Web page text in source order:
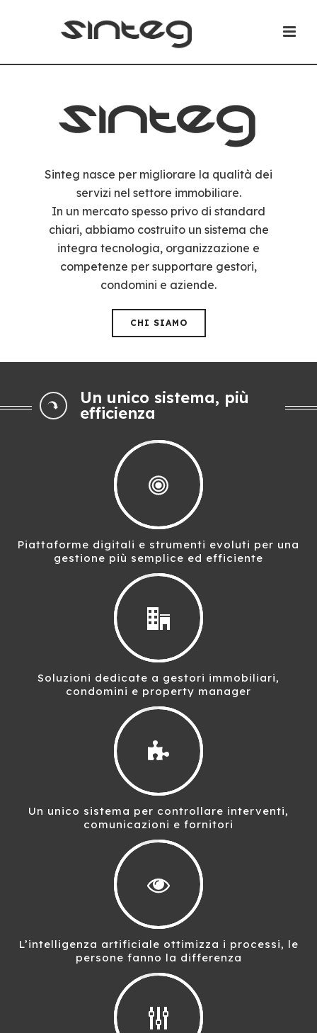
Sinteg nasce per migliorare la qualità dei
servizi nel settore immobiliare.
In un mercato spesso privo di standard
chiari, abbiamo costruito un sistema che
integra tecnologia, organizzazione e
competenze per supportare gestori,
condomini e aziende.
CHI SIAMO
Un unico sistema, più
efficienza
Piattaforme digitali e strumenti evoluti per una
gestione più semplice ed efficiente
Soluzioni dedicate a gestori immobiliari,
condomini e property manager
Un unico sistema per controllare interventi,
comunicazioni e fornitori
L’intelligenza artificiale ottimizza i processi, le
persone fanno la differenza